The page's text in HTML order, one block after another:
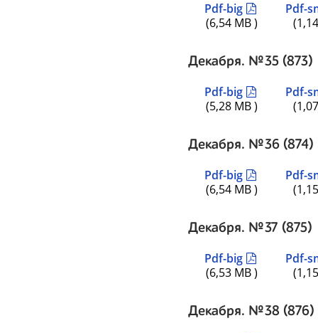
Pdf-big
(6,54 MB )
Pdf-
Декабря. №35 (873)
Pdf-big
(5,28 MB )
Pdf-
Декабря. №36 (874)
Pdf-big
(6,54 MB )
Pdf-
Декабря. №37 (875)
Pdf-big
(6,53 MB )
Pdf-
Декабря. №38 (876)